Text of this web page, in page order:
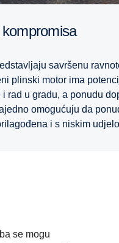
savršenu
plinski motor ima
rad u gradu, a ponudu
omogućuju da
i s niskim
se mogu